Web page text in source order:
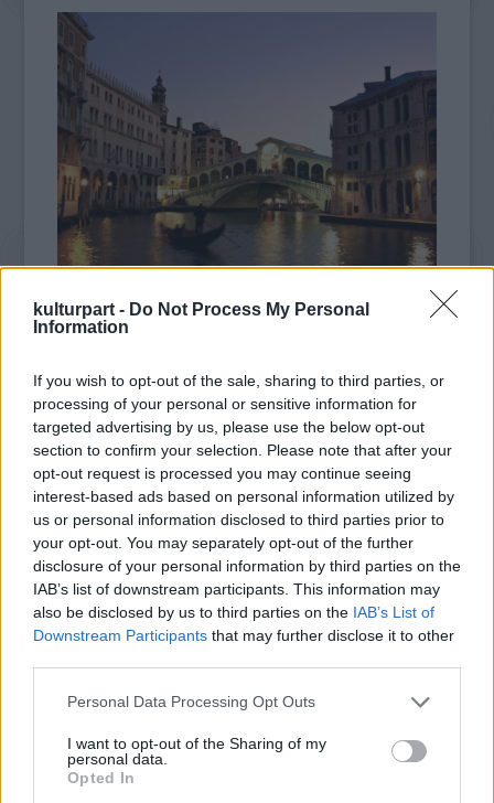
kulturpart - Do Not Process My Personal
Information
If you wish to opt-out of the sale, sharing to third parties, or
processing of your personal or sensitive information for
targeted advertising by us, please use the below opt-out
section to confirm your selection. Please note that after your
opt-out request is processed you may continue seeing
interest-based ads based on personal information utilized by
us or personal information disclosed to third parties prior to
your opt-out. You may separately opt-out of the further
disclosure of your personal information by third parties on the
IAB’s list of downstream participants. This information may
also be disclosed by us to third parties on the IAB’s List of
Downstream Participants that may further disclose it to other
Please note that this website/app uses one or more Google
not limited to your visit or usage behaviour. You may click to
grant or deny consent to Google and its third-party tags to
use your data for below specified purposes in below Google
Personal Data Processing Opt Outs
I want to opt-out of the Sharing of my
personal data.
Opted In
Az Il Sole 24 Ore szerint Giorgio Orsoni
tudja egyensúlyozni az utóbbi időben
befagyasztott két pénzforrást: a válság miatt
az olasz kormány már nem tud
különfinanszírozást nyújtani a nemzeti
örökségnek tartott Velencének, és a város
elesett attól az évi száz millió eurós "csekktől"
is, melyet eddig a kaszinó bevételéből kapott.
Velencét lakosai sem tudják fenntartani: a
szigeteken ma már kevesebb mint
hatvanezren élnek többnyire idősek és
egyetemisták.
turista sem segít: ötödük reggel érkezik, este
megy és nem költ semmire. A rekordszámú
látogató ellenére az Actv velencei közlekedési
vállalatnál tavaly egyenesen húsz százalékkal